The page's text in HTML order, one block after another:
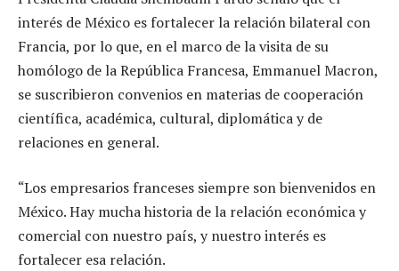
interés de México es fortalecer la relación bilateral con
Francia, por lo que, en el marco de la visita de su
homólogo de la República Francesa, Emmanuel Macron,
se suscribieron convenios en materias de cooperación
científica, académica, cultural, diplomática y de
relaciones en general.
“Los empresarios franceses siempre son bienvenidos en
México. Hay mucha historia de la relación económica y
comercial con nuestro país, y nuestro interés es
fortalecer esa relación.